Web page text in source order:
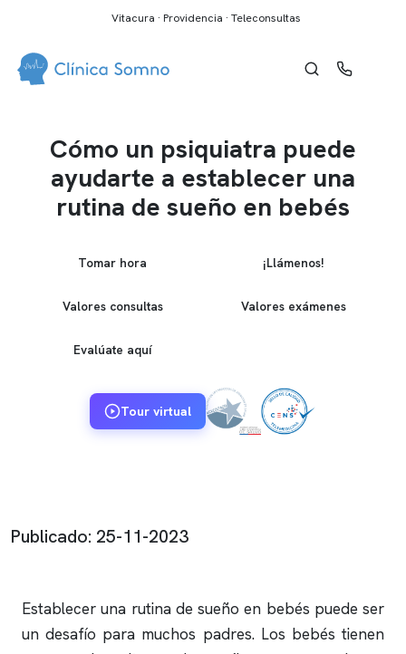
Vitacura · Providencia · Teleconsultas
Cómo un psiquiatra puede
ayudarte a establecer una
rutina de sueño en bebés
Tomar hora ¡Llámenos!
Valores consultas Valores exámenes
Evalúate aquí
Tour virtual
Publicado: 25-11-2023
Establecer una rutina de sueño en bebés puede ser
un desafío para muchos padres. Los bebés tienen